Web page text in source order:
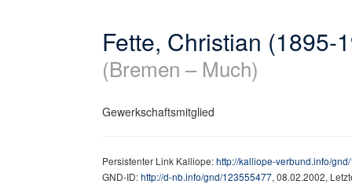
Fette, Christian (1895-
(Bremen – Much)
Gewerkschaftsmitglied
Persistenter Link Kalliope:http://kalliope-verbund.info/
GND-ID:http://d-nb.info/gnd/123555477, 08.02.2002,